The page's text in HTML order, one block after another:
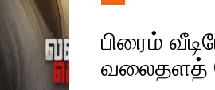
NEWS
KOLLYWOOD
NEWS
பிரைம்
வலைதளத்